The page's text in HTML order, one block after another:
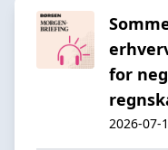
for
2026-07-